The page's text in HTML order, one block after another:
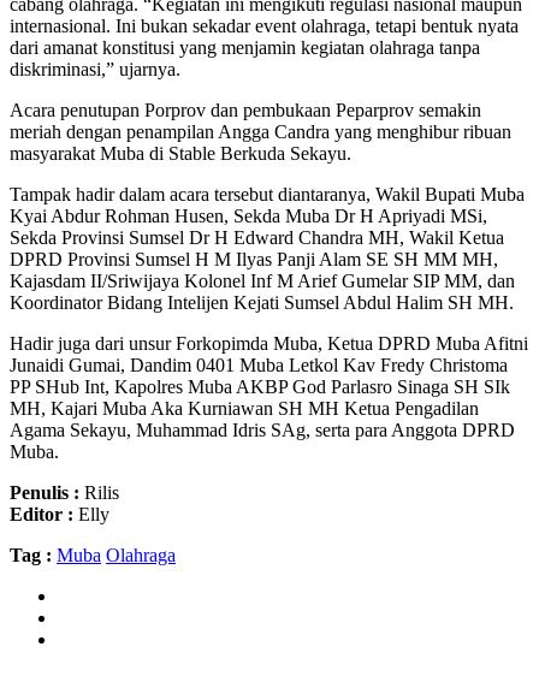
internasional. Ini bukan sekadar event olahraga, tetapi bentuk nyata
dari amanat konstitusi yang menjamin kegiatan olahraga tanpa
diskriminasi,” ujarnya.
Acara penutupan Porprov dan pembukaan Peparprov semakin
meriah dengan penampilan Angga Candra yang menghibur ribuan
masyarakat Muba di Stable Berkuda Sekayu.
Tampak hadir dalam acara tersebut diantaranya, Wakil Bupati Muba
Kyai Abdur Rohman Husen, Sekda Muba Dr H Apriyadi MSi,
Sekda Provinsi Sumsel Dr H Edward Chandra MH, Wakil Ketua
DPRD Provinsi Sumsel H M Ilyas Panji Alam SE SH MM MH,
Kajasdam II/Sriwijaya Kolonel Inf M Arief Gumelar SIP MM, dan
Koordinator Bidang Intelijen Kejati Sumsel Abdul Halim SH MH.
Hadir juga dari unsur Forkopimda Muba, Ketua DPRD Muba Afitni
Junaidi Gumai, Dandim 0401 Muba Letkol Kav Fredy Christoma
PP SHub Int, Kapolres Muba AKBP God Parlasro Sinaga SH SIk
MH, Kajari Muba Aka Kurniawan SH MH Ketua Pengadilan
Agama Sekayu, Muhammad Idris SAg, serta para Anggota DPRD
Muba.
Penulis : Rilis
Editor : Elly
Tag : Muba Olahraga